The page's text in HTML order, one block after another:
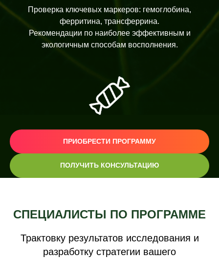
Проверка ключевых маркеров: гемоглобина,
ферритина, трансферрина.
Рекомендации по наиболее эффективным и
экологичным способам восполнения.
Оценка уровня инсулинорезистентности.
Нормализация уровней сахара и инсулина, первые
шаги к снижению веса.
ПРИОБРЕСТИ ПРОГРАММУ
ПОЛУЧИТЬ КОНСУЛЬТАЦИЮ
СПЕЦИАЛИСТЫ ПО ПРОГРАММЕ
Трактовку результатов исследования и
разработку стратегии вашего